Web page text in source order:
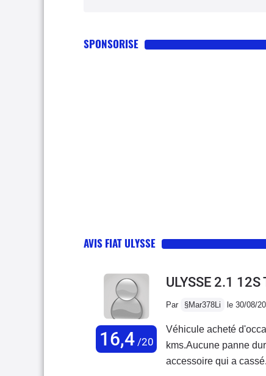
SPONSORISE
AVIS FIAT ULYSSE
16,4/20
ULYSSE 2.1 12S
Par §Mar378Li le 30/08/
Véhicule acheté
kms.Aucune panne
accessoire qui a